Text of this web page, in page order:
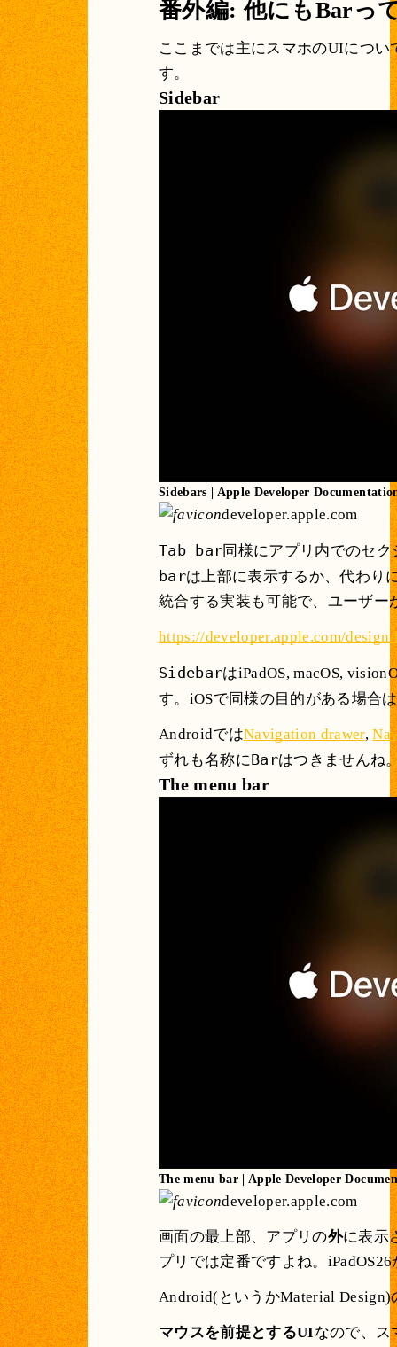
番外編: 他にもBarっ
ここまでは主にスマホのUIにつ
す。
Sidebar
Sidebars | Apple Developer
developer.apple.com
Tab bar同様にアプリ内でのセ
barは上部に表示するか、代わり
統合する実装も可能で、ユーザ
https://developer.apple.com/
SidebarはiPadOS, macOS,
す。iOSで同様の目的がある場合は
AndroidではNavigation drawer,
ずれも名称にBarはつきませんね
The menu bar
The menu bar | Apple Developer
developer.apple.com
画面の最上部、アプリの外に表示
プリでは定番ですよね。
Android(というかMaterial Design)
マウスを前提とするUIなので、ス